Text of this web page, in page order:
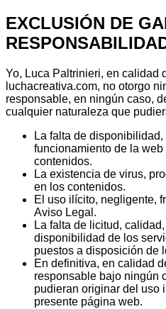
EXCLUSIÓN DE
Yo, Luca Paltrinieri, en calidad
luchacreativa.com, no otorgo
responsable, en ningún caso,
cualquier naturaleza que
La falta de
funcionamiento de la
contenidos.
La existencia de virus,
en los contenidos.
El uso ilícito, negligente,
Aviso Legal.
La falta de licitud,
disponibilidad de los
puestos a disposición de
En definitiva, en calidad
responsable bajo ningún
pudieran originar del uso
presente página web.